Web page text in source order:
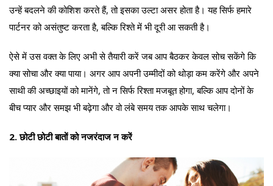
उन्हें बदलने की कोशिश करते हैं, तो इसका उल्टा असर होता है। यह सिर्फ हमारे
पार्टनर को असंतुष्ट करता है, बल्कि रिश्ते में भी दूरी आ सकती है।
ऐसे में उस वक्त के लिए अभी से तैयारी करें जब आप बैठकर केवल सोच सकेंगे कि
क्या सोचा और क्या पाया। अगर आप अपनी उम्मीदों को थोड़ा कम करेंगे और अपने
साथी की अच्छाइयों को मानेंगे, तो न सिर्फ रिश्ता मजबूत होगा, बल्कि आप दोनों के
बीच प्यार और समझ भी बढ़ेगा और वो लंबे समय तक आपके साथ चलेगा।
2. छोटी छोटी बातों को नजरंदाज न करें